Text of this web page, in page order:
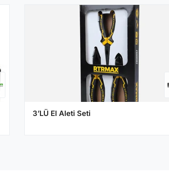
3’LÜ El Aleti Seti